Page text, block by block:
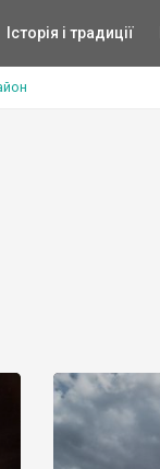
Історія і традиції